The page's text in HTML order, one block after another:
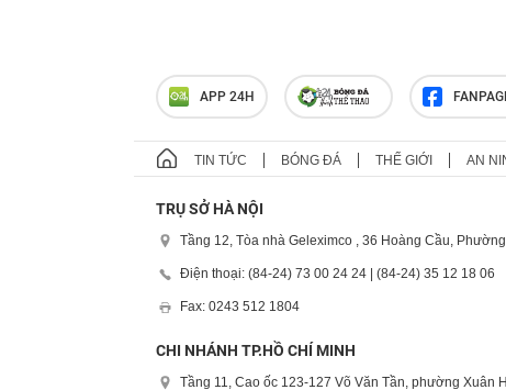
APP 24H
TIN TỨC BÓNG ĐÁ THẾ GIỚI AN
TRỤ SỞ HÀ NỘI
Tầng 12, Tòa nhà Geleximco , 36 Hoàng Cầu,
Điện thoại: (84-24) 73 00 24 24 | (84-24) 35 12 18 06
Fax: 0243 512 1804
CHI NHÁNH TP.HỒ CHÍ MINH
Tầng 11, Cao ốc 123-127 Võ Văn Tần, phường Xuân